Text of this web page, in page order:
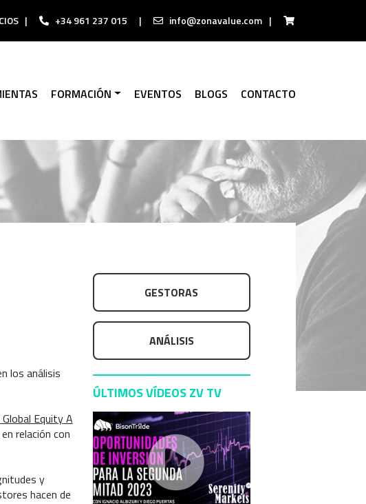
| +34 961 237 015 | info@zonavalue.com |
FORMACIÓN EVENTOS BLOGS CONTACTO
los análisis
Equity A
relación con
y
hacen de
GESTORAS
ANÁLISIS
ÚLTIMOS VÍDEOS ZV TV